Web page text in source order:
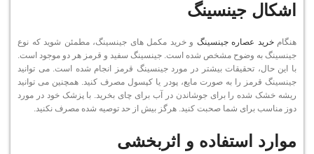
اشکال جینسینگ
هنگامخرید عصاره جینسینگ و خرید مکمل های جینسینگ، مطمئن شوید که نوع
جینسینگ به وضوح مشخص شده است. جینسینگ سفید و قرمز هر دو موجود است.
با این حال، تحقیقات بیشتر در مورد جینسینگ قرمز انجام شده است. می توانید
جینسینگ قرمز را به صورت مایع، پودر یا کپسول مصرف کنید. همچنین می توانید
ریشه خشک شده را برای جوشاندن در آب برای چای بخرید. با پزشک خود در مورد
دوز مناسب برای شما صحبت کنید. هرگز بیش از حد توصیه شده مصرف نکنید.
موارد استفاده و اثربخشی